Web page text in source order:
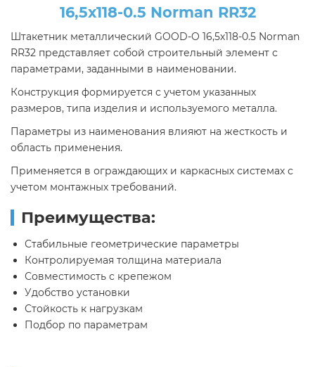
16,5х118-0.5 Norman RR32
Штакетник металлический GOOD-O 16,5х118-0.5 Norman
RR32 представляет собой строительный элемент с
параметрами, заданными в наименовании.
Конструкция формируется с учетом указанных
размеров, типа изделия и используемого металла.
Параметры из наименования влияют на жесткость и
область применения.
Применяется в ограждающих и каркасных системах с
учетом монтажных требований.
Преимущества:
Стабильные геометрические параметры
Контролируемая толщина материала
Совместимость с крепежом
Удобство установки
Стойкость к нагрузкам
Подбор по параметрам